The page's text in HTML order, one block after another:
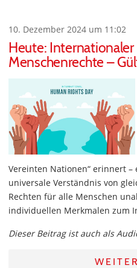
10. Dezember 2024 um 11:02
Heute: Internationaler
Menschenrechte –
Vereinten Nationen“ erinnert –
universale Verständnis von
Rechten für alle Menschen
individuellen Merkmalen zum
Dieser Beitrag ist auch als